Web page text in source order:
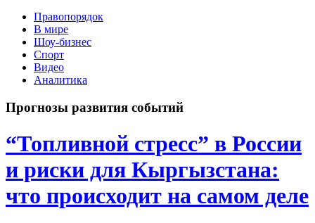
Правопорядок
В мире
Шоу-бизнес
Спорт
Видео
Аналитика
Прогнозы развития событий
“Топливной стресс” в России
и риски для Кыргызстана:
что происходит на самом деле